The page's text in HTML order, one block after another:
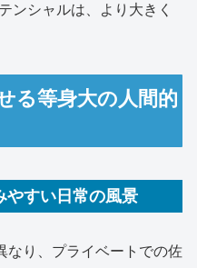
ンシャルは、より大きく
る等身大の人間的
やすい日常の風景
なり、プライベートでの佐